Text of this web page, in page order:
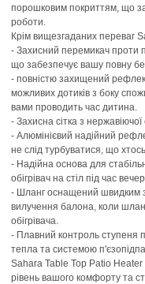
порошковим покриттям, що
роботи.
Крім вищезгаданих переваг
- Захисний перемикач проти
що забезпечує вашу повну
- повністю захищений
можливих дотиків з боку
вами проводить час дитина.
- Захисна сітка з нержавіючої
- Алюмінієвий надійний
не слід турбуватися, що
- Надійна основа для
обігрівач на стіл під час
- Шланг оснащений швидким
вилучення балона, коли
обігрівача.
- Плавний контроль ступеня
тепла та системою
Sahara Table Top Patio
рівень вашого комфорту та